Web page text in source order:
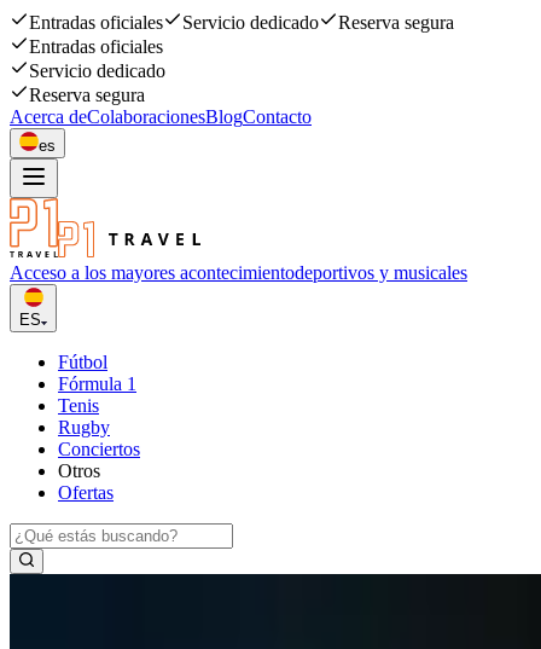
Entradas oficiales Servicio dedicado
Reserva segura
Entradas oficiales
Servicio dedicado
Reserva segura
Acerca deColaboracionesBlogContacto
es
Acceso a los mayores acontecimientodeportivos y musicales
ES
Fútbol
Fórmula 1
Tenis
Rugby
Conciertos
Otros
Ofertas